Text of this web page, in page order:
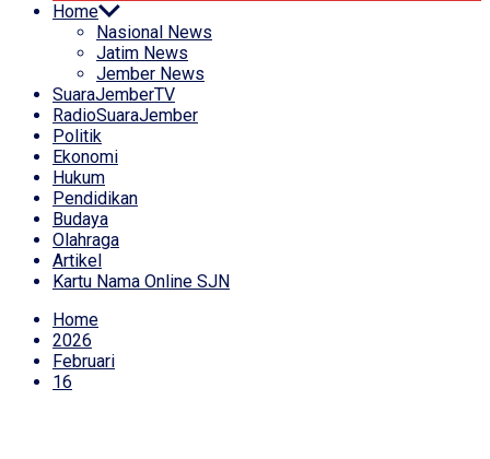
Home
Nasional News
Jatim News
Jember News
SuaraJemberTV
RadioSuaraJember
Politik
Ekonomi
Hukum
Pendidikan
Budaya
Olahraga
Artikel
Kartu Nama Online SJN
Home
2026
Februari
16